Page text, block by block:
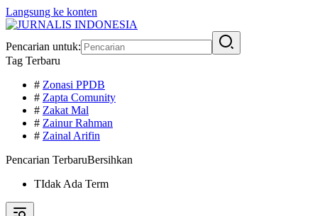
Langsung ke konten
Pencarian untuk:
Tag Terbaru
# Zonasi PPDB
# Zapta Comunity
# Zakat Mal
# Zainur Rahman
# Zainal Arifin
Pencarian TerbaruBersihkan
TIdak Ada Term